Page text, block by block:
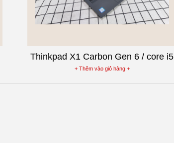
Thinkpad X1 Carbon Gen 6 / core i5
8250U / Ram 8G / SSD 256G / màn
+ Thêm vào giỏ hàng +